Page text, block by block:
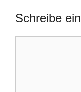
Schreibe